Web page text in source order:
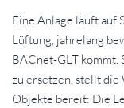
Eine Anlage läuft auf
Lüftung, jahrelang
BACnet-GLT kommt.
zu ersetzen, stellt die
Objekte bereit: Die